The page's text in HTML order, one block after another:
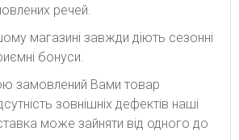
речей.
магазині завжди діють сезонні
бонуси.
замовлений Вами товар
зовнішніх дефектів наші
може зайняти від одного до